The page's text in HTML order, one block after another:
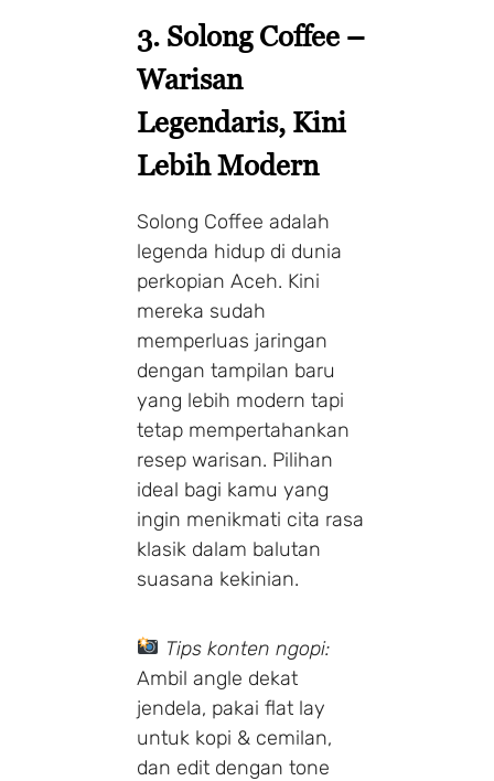
3. Solong Coffee –
Warisan
Legendaris, Kini
Lebih Modern
Solong Coffee adalah
legenda hidup di dunia
perkopian Aceh. Kini
mereka sudah
memperluas jaringan
dengan tampilan baru
yang lebih modern tapi
tetap mempertahankan
resep warisan. Pilihan
ideal bagi kamu yang
ingin menikmati cita rasa
klasik dalam balutan
suasana kekinian.
Tips konten ngopi:
Ambil angle dekat
jendela, pakai flat lay
untuk kopi & cemilan,
dan edit dengan tone